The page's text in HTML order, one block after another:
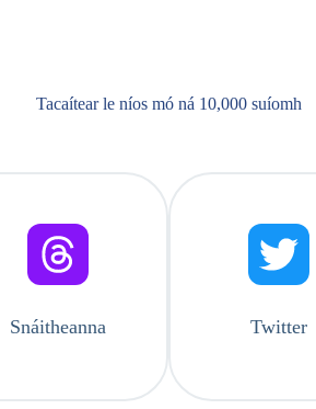
Tacaítear le níos mó ná 10,000 suíomh
Snáitheanna Twitter